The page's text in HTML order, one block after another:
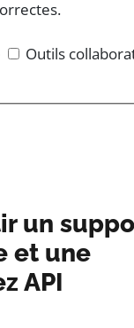
Outils
un
et une
API